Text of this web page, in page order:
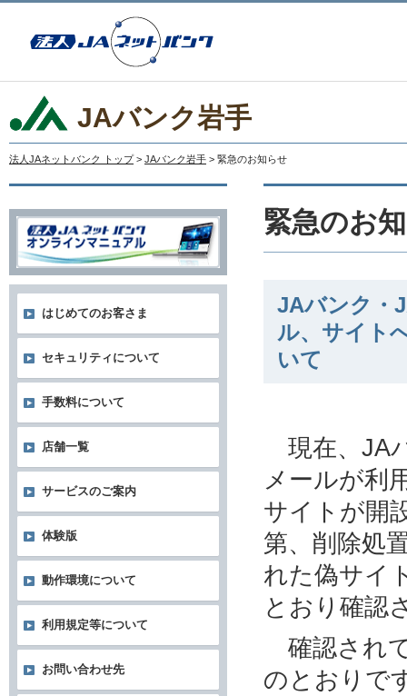
JAバンク岩手
法人JAネットバンク トップ > JAバンク岩手 > 緊急のお知らせ
緊急のお
JAバンク・
ル、サイト
いて
現在、JA
メールが利
サイトが開
第、削除処
れた偽サイ
とおり確認
確認され
のとおりで
はじめてのお客さま
セキュリティについて
手数料について
店舗一覧
サービスのご案内
体験版
動作環境について
利用規定等について
お問い合わせ先